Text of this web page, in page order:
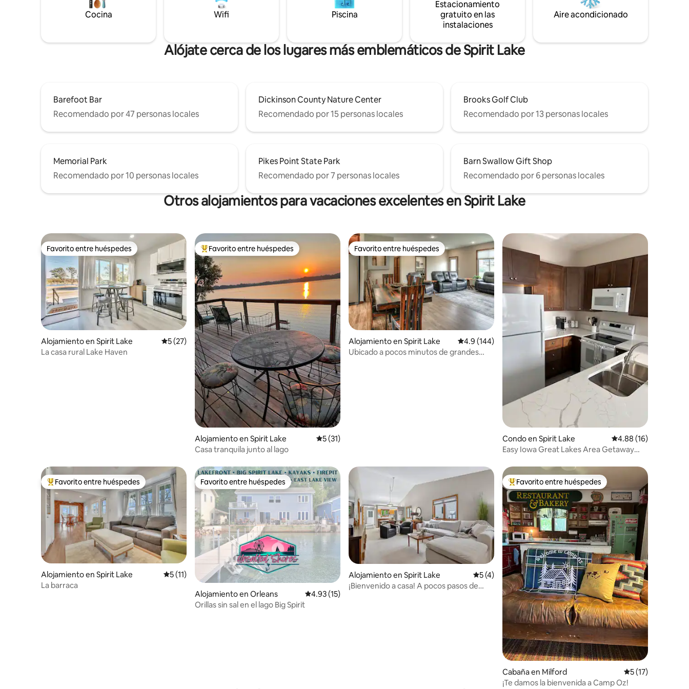
un fin de semana tranquilo en el lago,
esta cabaña en Okoboji es tu hogar lejos
Cocina Wifi Piscina
Estacionamiento
gratuito en las
instalaciones
Aire acondicionado
Alójate cerca de los lugares más emblemáticos de Spirit Lake
Barefoot Bar
Recomendado por 47 personas locales
Dickinson County Nature Center
Recomendado por 15 personas locales
Brooks Golf Club
Recomendado por 13 personas locales
Memorial Park
Recomendado por 10 personas locales
Pikes Point State Park
Recomendado por 7 personas locales
Barn Swallow Gift Shop
Recomendado por 6 personas locales
Otros alojamientos para vacaciones excelentes en Spirit Lake
Favorito entre huéspedes
Favorito entre huéspedes
Alojamiento en Spirit Lake Calificación promedio: 5 de 5, 27 reseñas
5 (27)
La casa rural Lake Haven
Favorito entre huéspedes preferido
Favorito entre huéspedes
Alojamiento en Spirit Lake Calificación promedio: 5 de 5, 31 reseñas
5 (31)
Casa tranquila junto al lago
Favorito entre huéspedes
Favorito entre huéspedes
Alojamiento en Spirit Lake Calificación promedio: 4.9 de 5, 144 reseñas
4.9 (144)
Ubicado a pocos minutos de grandes
Condo en Spirit Lake Calificación
4.88 (16)
Easy Iowa Great Lakes Area Getaway
Favorito entre huéspedes preferido
Favorito entre huéspedes
Alojamiento en Spirit Lake Calificación promedio: 5 de 5, 11 reseñas
5 (11)
La barraca
Favorito entre huéspedes
Favorito entre huéspedes
Alojamiento en Orleans Calificación promedio: 4.93 de 5, 15 reseñas
4.93 (15)
Orillas sin sal en el lago Big Spirit
Alojamiento en Spirit Lake Calificación promedio: 5 de 5, 4 reseñas
5 (4)
¡Bienvenido a casa! A pocos pasos de
Favorito entre huéspedes preferido
Favorito entre huéspedes
Cabaña en Milford Calificación
5 (17)
¡Te damos la bienvenida a Camp Oz!